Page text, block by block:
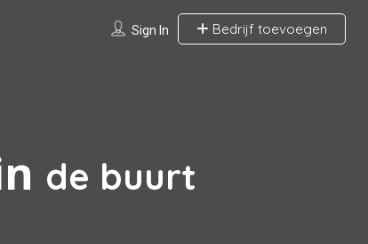
Sign In Bedrijf toevoegen
de buurt